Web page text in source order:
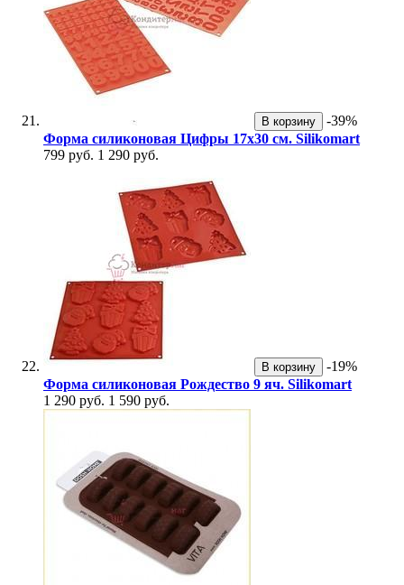
В корзину
-39%
Форма силиконовая Цифры 17х30 см. Silikomart
799 руб. 1 290 руб.
В корзину
-19%
Форма силиконовая Рождество 9 яч. Silikomart
1 290 руб. 1 590 руб.